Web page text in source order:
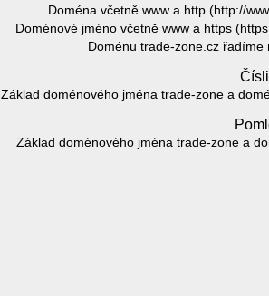
Doména včetně www a http (http://
Doménové jméno včetně www a https
Doménu trade-zone.cz řadíme
Základ doménového jména trade-zone a
Základ doménového jména trade-zone a